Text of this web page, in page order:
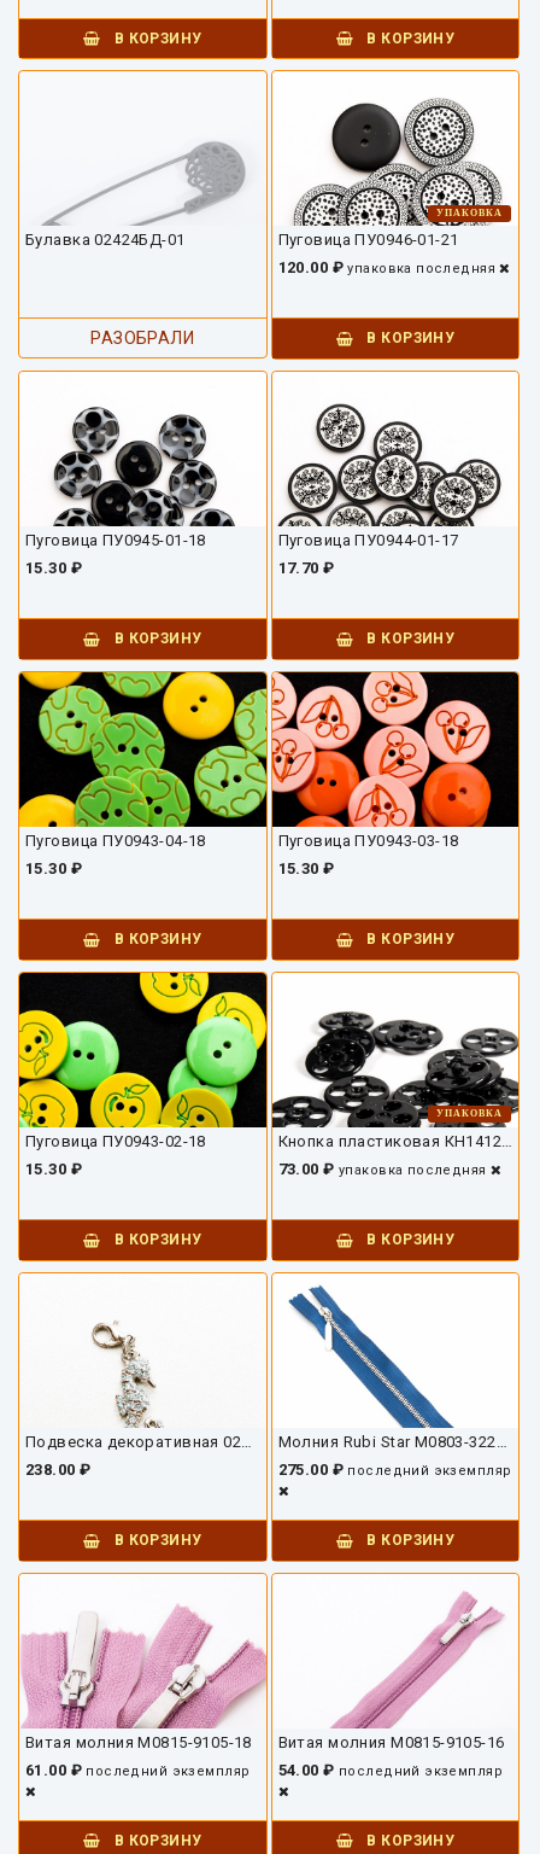
В КОРЗИНУ В КОРЗИНУ
Булавка 02424БД-01
РАЗОБРАЛИ
УПАКОВКА
Пуговица ПУ0946-01-21
120.00 ₽упаковка последняя
В КОРЗИНУ
Пуговица ПУ0945-01-18
15.30 ₽
В КОРЗИНУ
Пуговица ПУ0944-01-17
17.70 ₽
В КОРЗИНУ
Пуговица ПУ0943-04-18
15.30 ₽
В КОРЗИНУ
Пуговица ПУ0943-03-18
15.30 ₽
В КОРЗИНУ
Пуговица ПУ0943-02-18
15.30 ₽
В КОРЗИНУ
УПАКОВКА
73.00 ₽упаковка последняя
В КОРЗИНУ
238.00 ₽
В КОРЗИНУ
275.00 ₽ последний экземпляр
В КОРЗИНУ
Витая молния М0815-9105-18
61.00 ₽ последний экземпляр
В КОРЗИНУ
Витая молния М0815-9105-16
54.00 ₽ последний экземпляр
В КОРЗИНУ